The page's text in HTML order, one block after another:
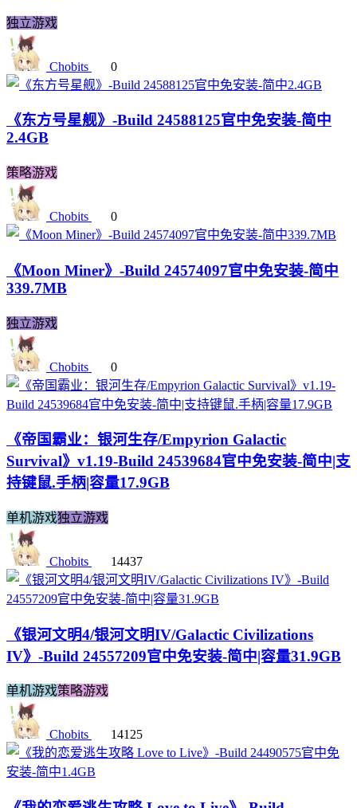
独立游戏
Chobits 0
《东方号星舰》-Build 24588125官中免安装-简中
2.4GB
策略游戏
Chobits 0
《Moon Miner》-Build 24574097官中免安装-简中
339.7MB
独立游戏
Chobits 0
《帝国霸业：银河生存/Empyrion Galactic
Survival》v1.19-Build 24539684官中免安装-简中|支
持键鼠.手柄|容量17.9GB
单机游戏独立游戏
Chobits 14437
《银河文明4/银河文明IV/Galactic Civilizations
IV》-Build 24557209官中免安装-简中|容量31.9GB
单机游戏策略游戏
Chobits 14125